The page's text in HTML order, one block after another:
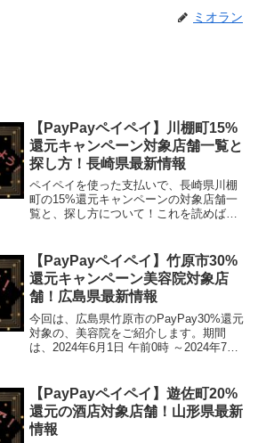
ミオラン
【PayPayペイペイ】川棚町15%
還元キャンペーン対象店舗一覧と
探し方！長崎県最新情報
ペイペイを使った支払いで、長崎県川棚
町の15%還元キャンペーンの対象店舗一
覧と、探し方について！これを読めば、
象店舗と探し方がわかります。
(function...
【PayPayペイペイ】竹原市30%
還元キャンペーン美容院対象店
舗！広島県最新情報
今回は、広島県竹原市のPayPay30%還元
対象の、美容院をご紹介します。期間
は、2024年6月1日 午前0時 ～2024年7月
なりました...
【PayPayペイペイ】遊佐町20%
還元の酒店対象店舗！山形県最新
情報